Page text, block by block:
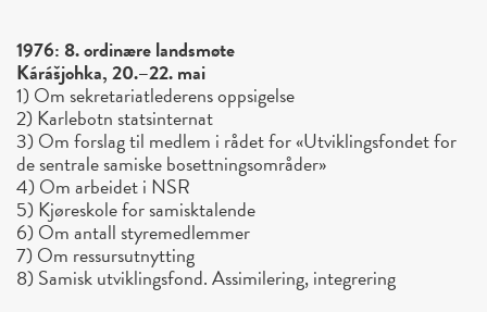
1976: 8. ordinære landsmøte
Kárášjohka, 20.–22. mai
1) Om sekretariatlederens oppsigelse
2) Karlebotn statsinternat
3) Om forslag til medlem i rådet for «Utviklingsfondet for
de sentrale samiske bosettningsområder»
4) Om arbeidet i NSR
5) Kjøreskole for samisktalende
6) Om antall styremedlemmer
7) Om ressursutnytting
8) Samisk utviklingsfond. Assimilering, integrering